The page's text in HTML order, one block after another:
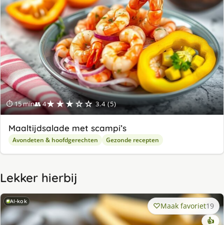
⏱ 15 min👥 4★★★☆☆ 3.4 (5)
Maaltijdsalade met scampi’s
Avondeten & hoofdgerechten Gezonde recepten
Lekker hierbij
AI-kok Maak favoriet19
👍